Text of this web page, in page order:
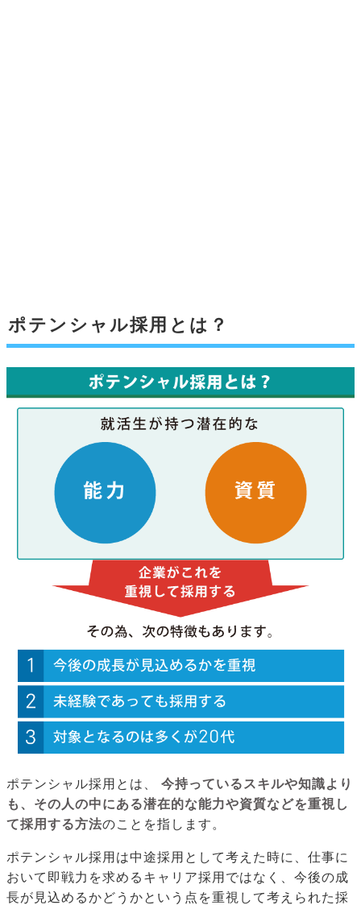
ポテンシャル採用とは？
ポテンシャル採用とは、
今持っているスキルや知識より
も、その人の中にある潜在的な能力や資質などを重視し
て採用する方法のことを指します。
ポテンシャル採用は中途採用として考えた時に、仕事に
おいて即戦力を求めるキャリア採用ではなく、今後の成
長が見込めるかどうかという点を重視して考えられた採